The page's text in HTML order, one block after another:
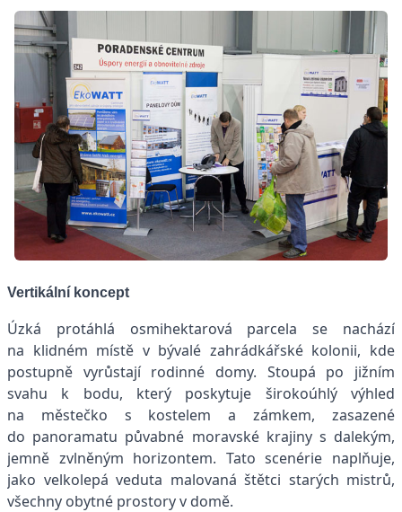
Vertikální koncept
Úzká protáhlá osmihektarová parcela se nachází
na klidném místě v bývalé zahrádkářské kolonii, kde
postupně vyrůstají rodinné domy. Stoupá po jižním
svahu k bodu, který poskytuje širokoúhlý výhled
na městečko s kostelem a zámkem, zasazené
do panoramatu půvabné moravské krajiny s dalekým,
jemně zvlněným horizontem. Tato scenérie naplňuje,
jako velkolepá veduta malovaná štětci starých mistrů,
všechny obytné prostory v domě.